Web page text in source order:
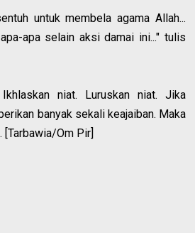
untuk membela agama Allah...
apa selain aksi damai ini..." tulis
Ikhlaskan niat. Luruskan niat. Jika
banyak sekali keajaiban. Maka
[Tarbawia/Om Pir]